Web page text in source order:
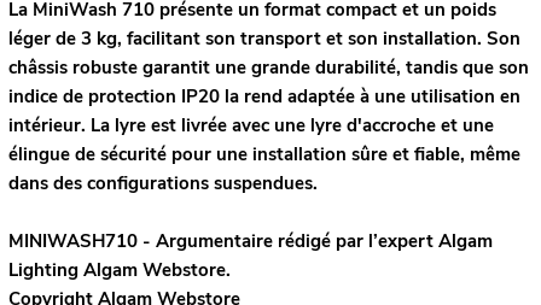
La MiniWash 710 présente un format compact et un poids
léger de 3 kg, facilitant son transport et son installation. Son
châssis robuste garantit une grande durabilité, tandis que son
indice de protection IP20 la rend adaptée à une utilisation en
intérieur. La lyre est livrée avec une lyre d'accroche et une
élingue de sécurité pour une installation sûre et fiable, même
dans des configurations suspendues.
MINIWASH710 - Argumentaire rédigé par l’expert Algam
LightingAlgam Webstore.
Copyright Algam Webstore